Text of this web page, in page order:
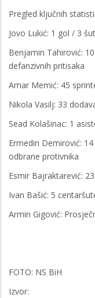
Pregled ključnih
Jovo Lukić: 1 gol / 3
Benjamin Tahirović:
defanzivnih pritisaka
Amar Memić: 45
Nikola Vasilj: 33
Sead Kolašinac: 1
Ermedin Demirović:
odbrane protivnika
Esmir Bajraktarević:
Ivan Bašić: 5
Armin Gigović:
FOTO: NS BiH
Izvor: